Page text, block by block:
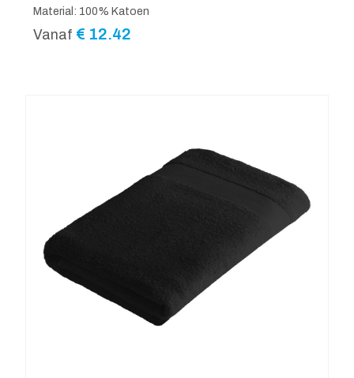
Material: 100% Katoen
Vanaf € 12.42